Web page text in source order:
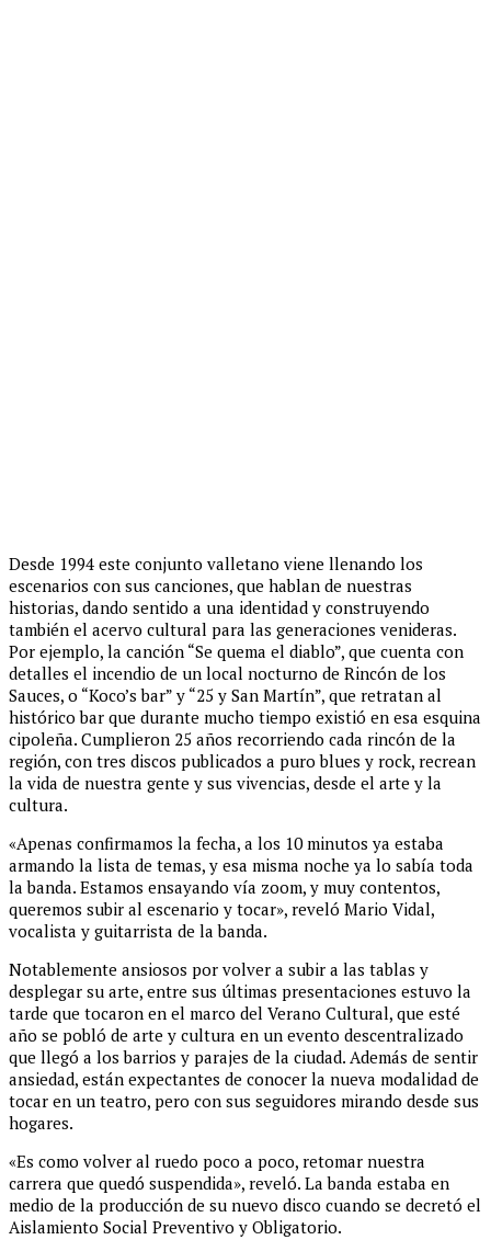
Desde 1994 este conjunto valletano viene llenando los
escenarios con sus canciones, que hablan de nuestras
historias, dando sentido a una identidad y construyendo
también el acervo cultural para las generaciones venideras.
Por ejemplo, la canción “Se quema el diablo”, que cuenta con
detalles el incendio de un local nocturno de Rincón de los
Sauces, o “Koco’s bar” y “25 y San Martín”, que retratan al
histórico bar que durante mucho tiempo existió en esa esquina
cipoleña. Cumplieron 25 años recorriendo cada rincón de la
región, con tres discos publicados a puro blues y rock, recrean
la vida de nuestra gente y sus vivencias, desde el arte y la
cultura.
«Apenas confirmamos la fecha, a los 10 minutos ya estaba
armando la lista de temas, y esa misma noche ya lo sabía toda
la banda. Estamos ensayando vía zoom, y muy contentos,
queremos subir al escenario y tocar», reveló Mario Vidal,
vocalista y guitarrista de la banda.
Notablemente ansiosos por volver a subir a las tablas y
desplegar su arte, entre sus últimas presentaciones estuvo la
tarde que tocaron en el marco del Verano Cultural, que esté
año se pobló de arte y cultura en un evento descentralizado
que llegó a los barrios y parajes de la ciudad. Además de sentir
ansiedad, están expectantes de conocer la nueva modalidad de
tocar en un teatro, pero con sus seguidores mirando desde sus
hogares.
«Es como volver al ruedo poco a poco, retomar nuestra
carrera que quedó suspendida», reveló. La banda estaba en
medio de la producción de su nuevo disco cuando se decretó el
Aislamiento Social Preventivo y Obligatorio.